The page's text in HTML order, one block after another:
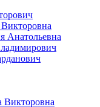
Анатольевна
Викторовна